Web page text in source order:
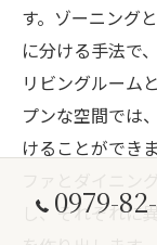
す。ゾーニング
に分ける手法で
リビングルーム
プンな空間では
けることができ
ファとダイニン
し、それぞれに
0979-